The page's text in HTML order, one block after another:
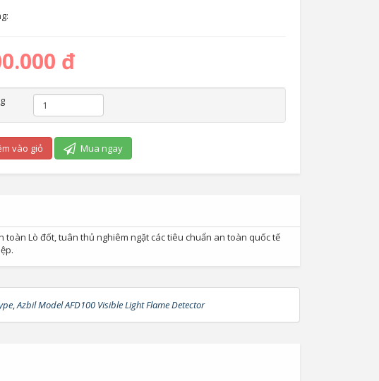
đ
vào giỏ Mua ngay
Lò đốt, tuân thủ nghiêm ngặt các tiêu chuẩn an toàn quốc tế
,Azbil Model AFD100 Visible Light Flame Detector